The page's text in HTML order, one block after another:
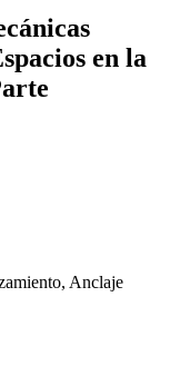
en la
Anclaje